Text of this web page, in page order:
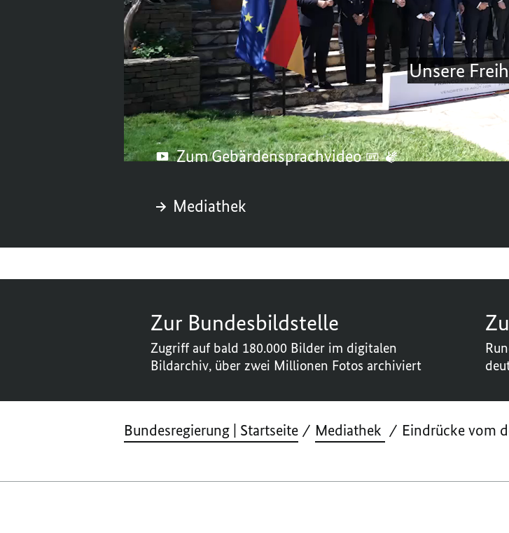
Merz im Rahmen des Deutsch-Französischen
deutlich. Dafür ziehen Deutschland und
Samstag, 30. August 2025
Zum Gebärdensprachvideo
Mediathek
Zur Bundesbildstelle
Zugriff auf bald 180.000 Bilder im digitalen
Bildarchiv, über zwei Millionen Fotos archiviert
Bundesregierung | Startseite Mediathek Eindrücke vom